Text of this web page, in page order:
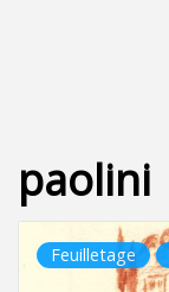
paolini
Feuilletage